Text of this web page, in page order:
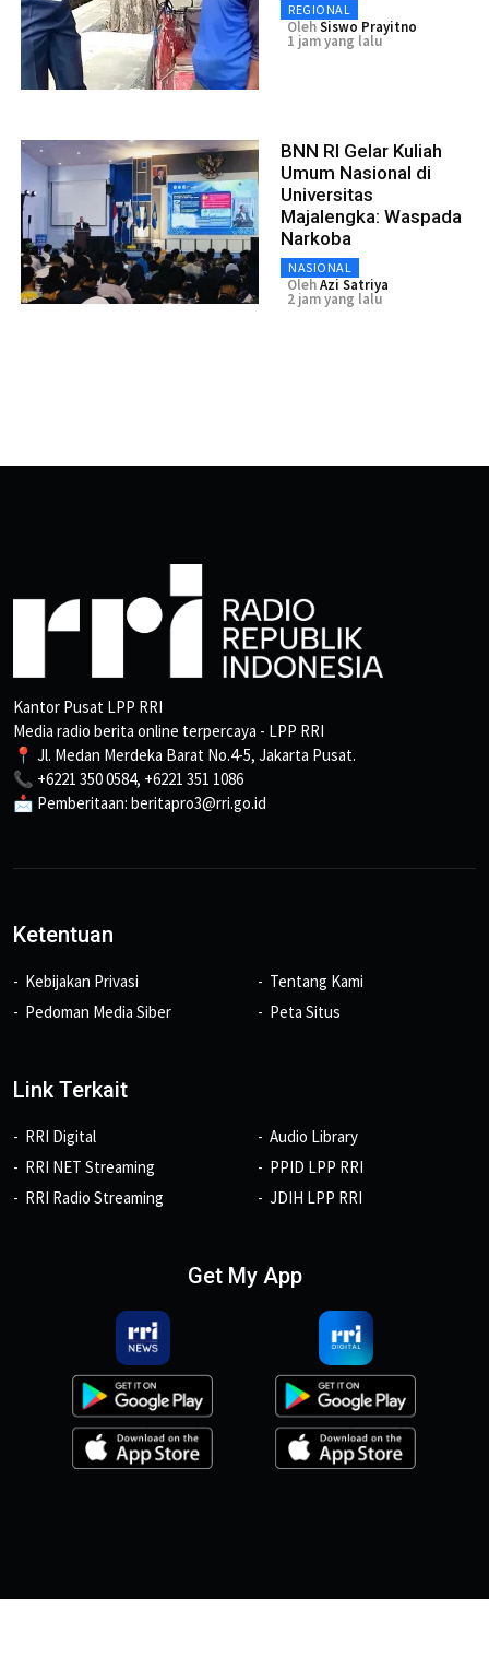
REGIONAL
OlehSiswo Prayitno
1 jam yang lalu
BNN RI Gelar Kuliah
Umum Nasional di
Universitas
Majalengka: Waspada
Narkoba
NASIONAL
OlehAzi Satriya
2 jam yang lalu
Kantor Pusat LPP RRI
Media radio berita online terpercaya - LPP RRI
📍 Jl. Medan Merdeka Barat No.4-5, Jakarta Pusat.
📞 +6221 350 0584, +6221 351 1086
📩 Pemberitaan: beritapro3@rri.go.id
Ketentuan
Kebijakan Privasi
Pedoman Media Siber
Tentang Kami
Peta Situs
Link Terkait
RRI Digital
RRI NET Streaming
RRI Radio Streaming
Audio Library
PPID LPP RRI
JDIH LPP RRI
Get My App